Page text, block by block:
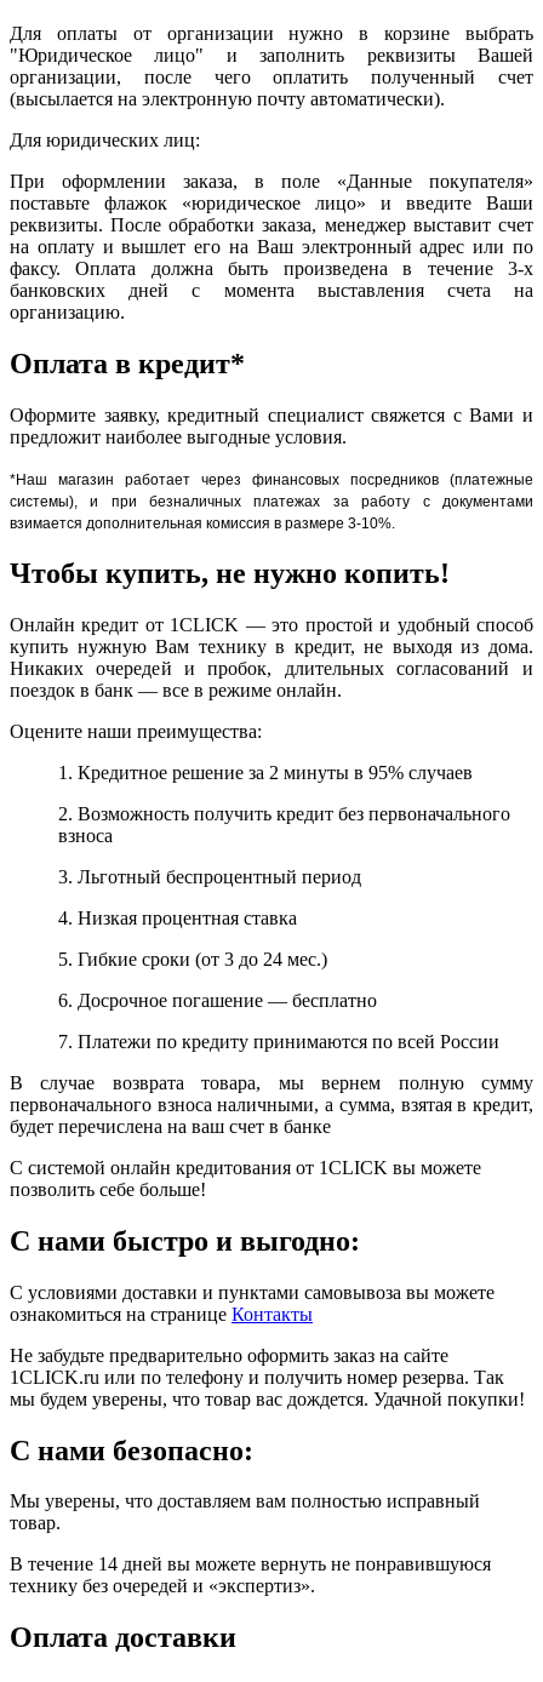
Для оплаты от организации нужно в корзине выбрать
"Юридическое лицо" и заполнить реквизиты Вашей
организации, после чего оплатить полученный счет
(высылается на электронную почту автоматически).
Для юридических лиц:
При оформлении заказа, в поле «Данные покупателя»
поставьте флажок «юридическое лицо» и введите Ваши
реквизиты. После обработки заказа, менеджер выставит счет
на оплату и вышлет его на Ваш электронный адрес или по
факсу. Оплата должна быть произведена в течение 3-х
банковских дней с момента выставления счета на
организацию.
Оплата в кредит*
Оформите заявку, кредитный специалист свяжется с Вами и
предложит наиболее выгодные условия.
*Наш магазин работает через финансовых посредников (платежные
системы), и при безналичных платежах за работу с документами
взимается дополнительная комиссия в размере 3-10%.
Чтобы купить, не нужно копить!
Онлайн кредит от 1CLICK — это простой и удобный способ
купить нужную Вам технику в кредит, не выходя из дома.
Никаких очередей и пробок, длительных согласований и
поездок в банк — все в режиме онлайн.
Оцените наши преимущества:
1. Кредитное решение за 2 минуты в 95% случаев
2. Возможность получить кредит без первоначального
взноса
3. Льготный беспроцентный период
4. Низкая процентная ставка
5. Гибкие сроки (от 3 до 24 мес.)
6. Досрочное погашение — бесплатно
7. Платежи по кредиту принимаются по всей России
В случае возврата товара, мы вернем полную сумму
первоначального взноса наличными, а сумма, взятая в кредит,
будет перечислена на ваш счет в банке
С системой онлайн кредитования от 1CLICK вы можете
позволить себе больше!
С нами быстро и выгодно:
С условиями доставки и пунктами самовывоза вы можете
ознакомиться на странице Контакты
Не забудьте предварительно оформить заказ на сайте
1CLICK.ru или по телефону и получить номер резерва. Так
мы будем уверены, что товар вас дождется. Удачной покупки!
С нами безопасно:
Мы уверены, что доставляем вам полностью исправный
товар.
В течение 14 дней вы можете вернуть не понравившуюся
технику без очередей и «экспертиз».
Оплата доставки